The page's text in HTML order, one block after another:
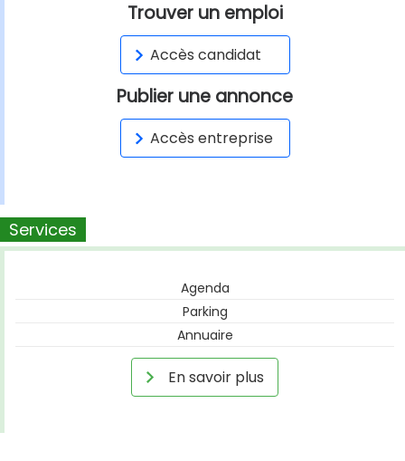
Trouver un emploi
Accès candidat
Publier une annonce
Accès entreprise
Services
Agenda
Parking
Annuaire
En savoir plus